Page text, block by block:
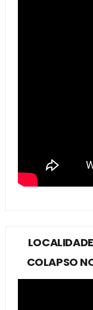
COLAPSO